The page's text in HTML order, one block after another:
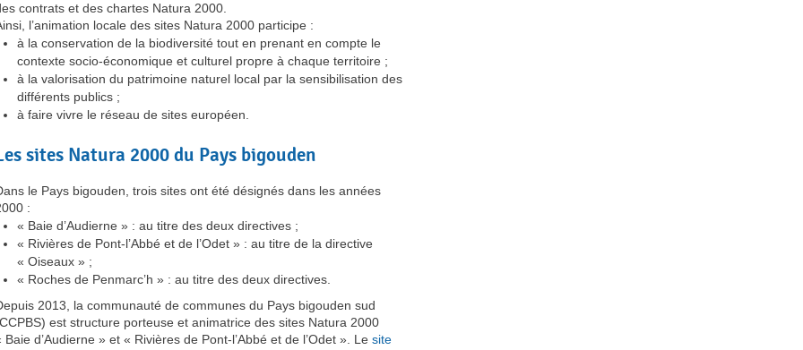
contrats et des chartes Natura 2000.
l’animation locale des sites Natura 2000 participe :
à la conservation de la biodiversité tout en prenant en compte le
contexte socio-économique et culturel propre à chaque territoire ;
à la valorisation du patrimoine naturel local par la sensibilisation des
différents publics ;
à faire vivre le réseau de sites européen.
sites Natura 2000 du Pays bigouden
le Pays bigouden, trois sites ont été désignés dans les années
:
« Baie d’Audierne » : au titre des deux directives ;
« Rivières de Pont-l’Abbé et de l’Odet » : au titre de la directive
« Oiseaux » ;
« Roches de Penmarc’h » : au titre des deux directives.
2013, la communauté de communes du Pays bigouden sud
est structure porteuse et animatrice des sites Natura 2000
Baie d’Audierne » et « Rivières de Pont-l’Abbé et de l’Odet ». Le site